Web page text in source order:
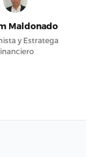
Maldonado
y Estratega